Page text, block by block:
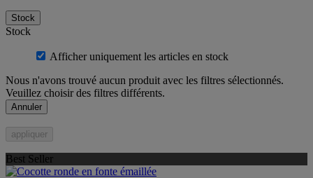
Stock
Stock
Afficher uniquement les articles en stock
Nous n'avons trouvé aucun produit avec les filtres sélectionnés.
Veuillez choisir des filtres différents.
Annuler
appliquer
Best Seller